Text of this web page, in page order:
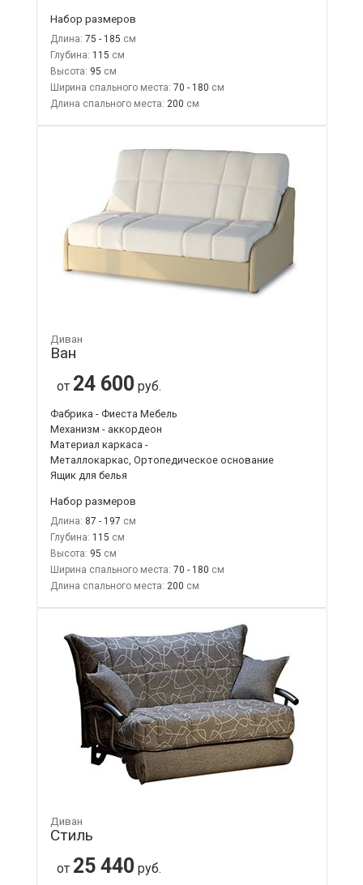
Набор размеров
Длина: 75 - 185
Глубина: 115
Высота: 95
Ширина спального места: 70 - 180
Длина спального места: 200
Диван
Ван
от 24 600 руб.
Фабрика - Фиеста Мебель
Механизм - аккордеон
Материал каркаса -
Металлокаркас, Ортопедическое основание
Ящик для белья
Набор размеров
Длина: 87 - 197
Глубина: 115
Высота: 95
Ширина спального места: 70 - 180
Длина спального места: 200
Диван
Стиль
от 25 440 руб.